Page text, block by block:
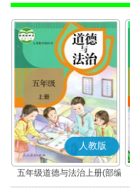
人教版
五年级道德与法治上册(部编
版)